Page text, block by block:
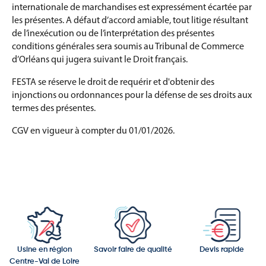
internationale de marchandises est expressément écartée par
les présentes. A défaut d’accord amiable, tout litige résultant
de l’inexécution ou de l’interprétation des présentes
conditions générales sera soumis au Tribunal de Commerce
d’Orléans qui jugera suivant le Droit français.
FESTA se réserve le droit de requérir et d'obtenir des
injonctions ou ordonnances pour la défense de ses droits aux
termes des présentes.
CGV en vigueur à compter du 01/01/2026.
Usine en région
Centre-Val de Loire
Savoir faire de qualité Devis rapide